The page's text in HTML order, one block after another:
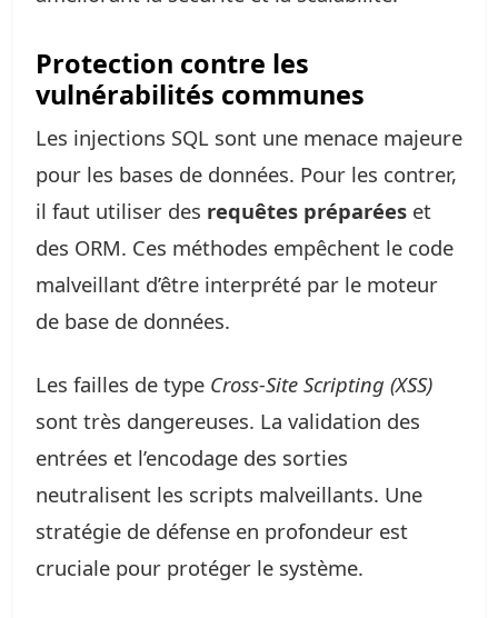
Protection contre les
vulnérabilités communes
Les injections SQL sont une menace majeure
pour les bases de données. Pour les contrer,
il faut utiliser des requêtes préparées et
des ORM. Ces méthodes empêchent le code
malveillant d’être interprété par le moteur
de base de données.
Les failles de type Cross-Site Scripting (XSS)
sont très dangereuses. La validation des
entrées et l’encodage des sorties
neutralisent les scripts malveillants. Une
stratégie de défense en profondeur est
cruciale pour protéger le système.